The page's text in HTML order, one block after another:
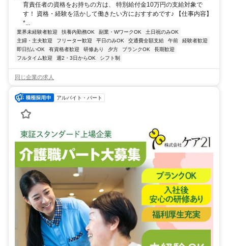
育責任者の資格をお持ちの方は、 特別給付金10万円の支給対象で
す！ 資格・経験を活かして働きたい方におすすめです♪ 【仕事内容】
*...
業界未経験者歓迎 扶養内勤務OK 副業・WワークOK
土日祝のみOK
主婦・主夫歓迎
フリーター歓迎 平日のみOK 交通費全額支給 午前
経験者歓迎
即日払いOK
有資格者歓迎 研修あり 夕方 ブランクOK
長期歓迎
フルタイム歓迎
週2・3日からOK シフト制
同じ企業の求人
アルバイト・パート